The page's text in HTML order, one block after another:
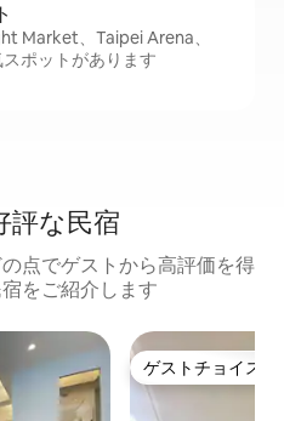
Market、Taipei Arena、
ポットがあります
評な民宿
点でゲストから高評価を得
をご紹介します
ゲストチョイス
ゲストチョイス